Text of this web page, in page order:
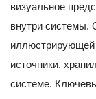
визуальное
внутри системы.
источники,
системе.